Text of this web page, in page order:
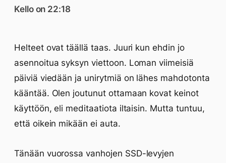
Kello on 22:18
Helteet ovat täällä taas. Juuri kun ehdin jo
asennoitua syksyn viettoon. Loman viimeisiä
päiviä viedään ja unirytmiä on lähes mahdotonta
kääntää. Olen joutunut ottamaan kovat keinot
käyttöön, eli meditaatiota iltaisin. Mutta tuntuu,
että oikein mikään ei auta.
Tänään vuorossa vanhojen SSD-levyjen